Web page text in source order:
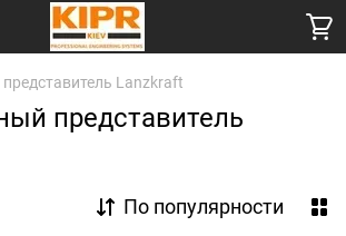
Lanzkraft
представитель
По популярности